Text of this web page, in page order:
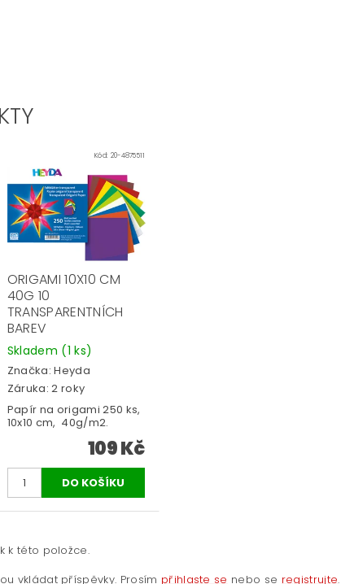
Kód: 20-4875511
ORIGAMI 10X10 CM
40G 10
TRANSPARENTNÍCH
BAREV
Skladem (1 ks)
Značka:Heyda
Záruka: 2 roky
Papír na origami 250 ks,
10x10 cm, 40g/m2.
109 Kč
k této položce.
vkládat příspěvky. Prosím přihlaste se nebo se registrujte.